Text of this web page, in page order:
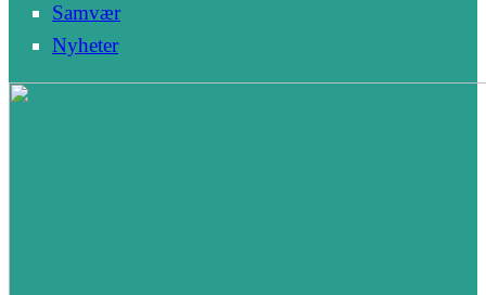
Samvær
Nyheter